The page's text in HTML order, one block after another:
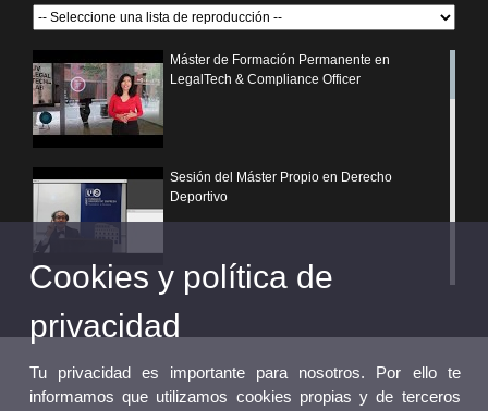
Máster de Formación Permanente en
LegalTech & Compliance Officer
Sesión del Máster Propio en Derecho
Deportivo
¿Por qué elegir un postgrado propio de la
Universitat de València?
Cookies y política de
privacidad
Tu privacidad es importante para nosotros. Por ello te
informamos que utilizamos cookies propias y de terceros